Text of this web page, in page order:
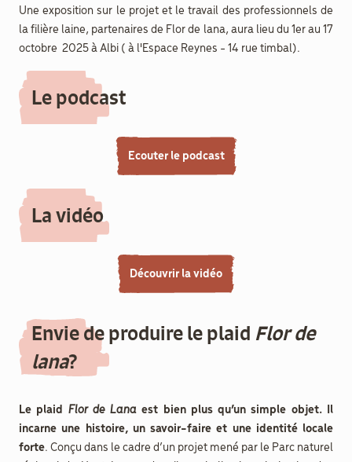
Une exposition sur le projet et le travail des professionnels de
la filière laine, partenaires de Flor de lana, aura lieu du 1er au 17
octobre 2025 à Albi ( à l'Espace Reynes - 14 rue timbal).
Le podcast
Ecouter le podcast
La vidéo
Découvrir la vidéo
Envie de produire le plaid Flor de
lana?
Le plaid Flor de Lana est bien plus qu’un simple objet. Il
incarne une histoire, un savoir-faire et une identité locale
forte. Conçu dans le cadre d’un projet mené par le Parc naturel